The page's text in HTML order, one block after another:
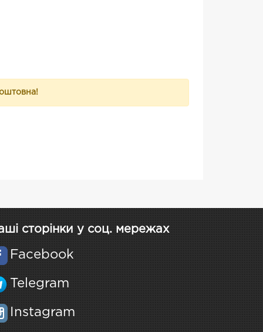
сторінки у соц. мережах
Facebook
Telegram
Instagram